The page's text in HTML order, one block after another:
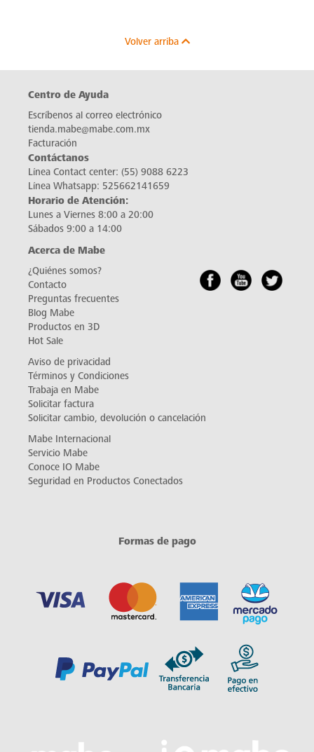
Volver arriba
Centro de Ayuda
Escríbenos al correo electrónico
tienda.mabe@mabe.com.mx
Facturación
Contáctanos
Línea Contact center: (55) 9088 6223
Línea Whatsapp: 525662141659
Horario de Atención:
Lunes a Viernes 8:00 a 20:00
Sábados 9:00 a 14:00
Acerca de Mabe
¿Quiénes somos?
Contacto
Preguntas frecuentes
Blog Mabe
Productos en 3D
Hot Sale
Aviso de privacidad
Términos y Condiciones
Trabaja en Mabe
Solicitar factura
Solicitar cambio, devolución o cancelación
Mabe Internacional
Servicio Mabe
Conoce IO Mabe
Seguridad en Productos Conectados
Formas de pago